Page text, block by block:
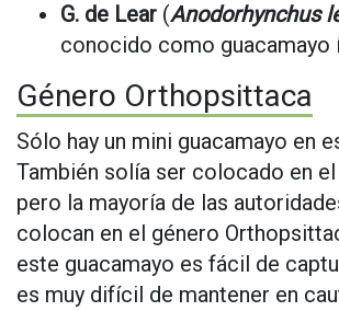
G. de Lear (Anodorhynchus
conocido como guacamayo
Género Orthopsittaca
Sólo hay un mini guacamayo en
También solía ser colocado en el
pero la mayoría de las
colocan en el género
este guacamayo es fácil de
es muy difícil de mantener en